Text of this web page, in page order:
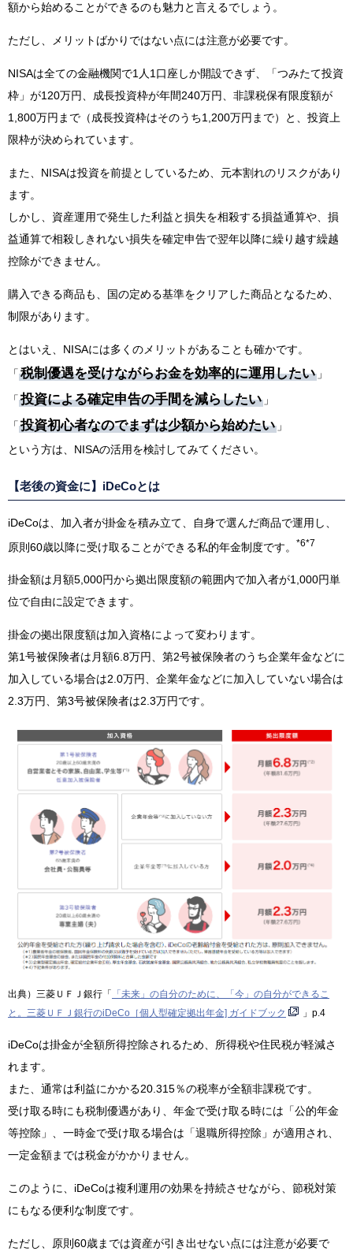
額から始めることができるのも魅力と言えるでしょう。
ただし、メリットばかりではない点には注意が必要です。
NISAは全ての金融機関で1人1口座しか開設できず、「つみたて投資
枠」が120万円、成長投資枠が年間240万円、非課税保有限度額が
1,800万円まで（成長投資枠はそのうち1,200万円まで）と、投資上
限枠が決められています。
また、NISAは投資を前提としているため、元本割れのリスクがあり
ます。
しかし、資産運用で発生した利益と損失を相殺する損益通算や、損
益通算で相殺しきれない損失を確定申告で翌年以降に繰り越す繰越
控除ができません。
購入できる商品も、国の定める基準をクリアした商品となるため、
制限があります。
とはいえ、NISAには多くのメリットがあることも確かです。
「 税制優遇を受けながらお金を効率的に運用したい 」
「 投資による確定申告の手間を減らしたい 」
「 投資初心者なのでまずは少額から始めたい 」
という方は、NISAの活用を検討してみてください。
【老後の資金に】iDeCoとは
iDeCoは、加入者が掛金を積み立て、自身で選んだ商品で運用し、
原則60歳以降に受け取ることができる私的年金制度です。
*6*7
掛金額は月額5,000円から拠出限度額の範囲内で加入者が1,000円単
位で自由に設定できます。
掛金の拠出限度額は加入資格によって変わります。
第1号被保険者は月額6.8万円、第2号被保険者のうち企業年金などに
加入している場合は2.0万円、企業年金などに加入していない場合は
2.3万円、第3号被保険者は2.3万円です。
出典）三菱ＵＦＪ銀行「
「未来」の自分のために、「今」の自分ができるこ
と。三菱ＵＦＪ銀行のiDeCo［個人型確定拠出年金] ガイドブック
」p.4
iDeCoは掛金が全額所得控除されるため、所得税や住民税が軽減さ
れます。
また、通常は利益にかかる20.315％の税率が全額非課税です。
受け取る時にも税制優遇があり、年金で受け取る時には「公的年金
等控除」、一時金で受け取る場合は「退職所得控除」が適用され、
一定金額までは税金がかかりません。
このように、iDeCoは複利運用の効果を持続させながら、節税対策
にもなる便利な制度です。
ただし、原則60歳までは資産が引き出せない点には注意が必要で